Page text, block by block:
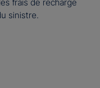
frais de recharge
sinistre.